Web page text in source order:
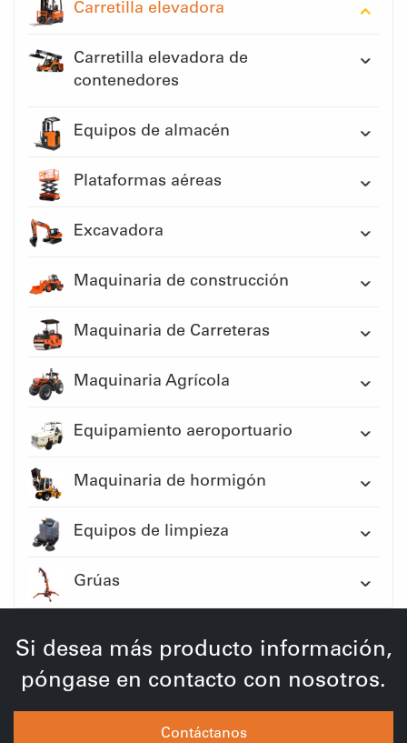
Carretilla elevadora
Carretilla elevadora de
contenedores
Equipos de almacén
Plataformas aéreas
Excavadora
Maquinaria de construcción
Maquinaria de Carreteras
Maquinaria Agrícola
Equipamiento aeroportuario
Maquinaria de hormigón
Equipos de limpieza
Grúas
Si desea más producto información,
póngase en contacto con nosotros.
Contáctanos